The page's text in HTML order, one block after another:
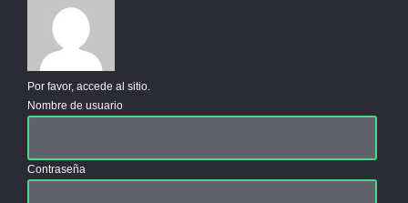
Por favor, accede al sitio.
Nombre de usuario
Contraseña